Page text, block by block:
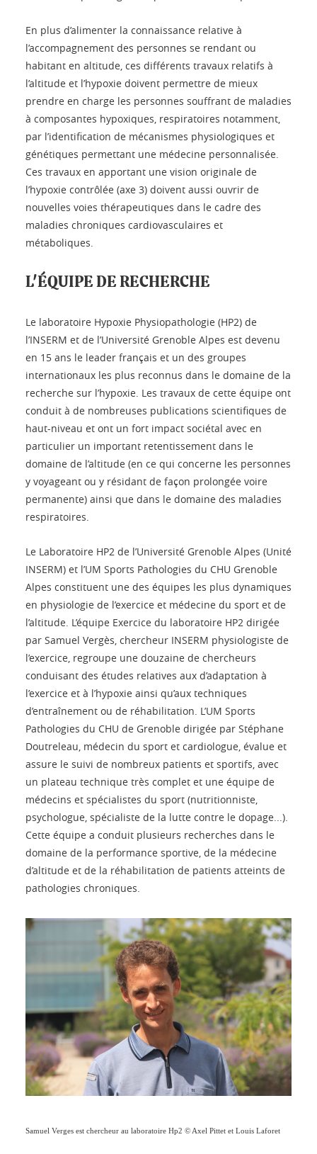
En plus d’alimenter la connaissance relative à
l’accompagnement des personnes se rendant ou
habitant en altitude, ces différents travaux relatifs à
l’altitude et l’hypoxie doivent permettre de mieux
prendre en charge les personnes souffrant de maladies
à composantes hypoxiques, respiratoires notamment,
par l’identification de mécanismes physiologiques et
génétiques permettant une médecine personnalisée.
Ces travaux en apportant une vision originale de
l’hypoxie contrôlée (axe 3) doivent aussi ouvrir de
nouvelles voies thérapeutiques dans le cadre des
maladies chroniques cardiovasculaires et
métaboliques.
L'ÉQUIPE DE RECHERCHE
Le laboratoire Hypoxie Physiopathologie (HP2) de
l’INSERM et de l’Université Grenoble Alpes est devenu
en 15 ans le leader français et un des groupes
internationaux les plus reconnus dans le domaine de la
recherche sur l’hypoxie. Les travaux de cette équipe ont
conduit à de nombreuses publications scientifiques de
haut-niveau et ont un fort impact sociétal avec en
particulier un important retentissement dans le
domaine de l’altitude (en ce qui concerne les personnes
y voyageant ou y résidant de façon prolongée voire
permanente) ainsi que dans le domaine des maladies
respiratoires.
Le Laboratoire HP2 de l’Université Grenoble Alpes (Unité
INSERM) et l’UM Sports Pathologies du CHU Grenoble
Alpes constituent une des équipes les plus dynamiques
en physiologie de l’exercice et médecine du sport et de
l’altitude. L’équipe Exercice du laboratoire HP2 dirigée
par Samuel Vergès, chercheur INSERM physiologiste de
l’exercice, regroupe une douzaine de chercheurs
conduisant des études relatives aux d’adaptation à
l’exercice et à l’hypoxie ainsi qu’aux techniques
d’entraînement ou de réhabilitation. L’UM Sports
Pathologies du CHU de Grenoble dirigée par Stéphane
Doutreleau, médecin du sport et cardiologue, évalue et
assure le suivi de nombreux patients et sportifs, avec
un plateau technique très complet et une équipe de
médecins et spécialistes du sport (nutritionniste,
psychologue, spécialiste de la lutte contre le dopage...).
Cette équipe a conduit plusieurs recherches dans le
domaine de la performance sportive, de la médecine
d’altitude et de la réhabilitation de patients atteints de
pathologies chroniques.
Samuel Verges est chercheur au laboratoire Hp2 © Axel Pittet et Louis Laforet